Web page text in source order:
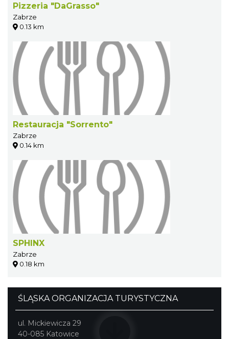
Pizzeria "DaGrasso"
Zabrze
0.13 km
Restauracja "Sorrento"
Zabrze
0.14 km
SPHINX
Zabrze
0.18 km
ŚLĄSKA ORGANIZACJA TURYSTYCZNA
ul. Mickiewicza 29
40-085 Katowice